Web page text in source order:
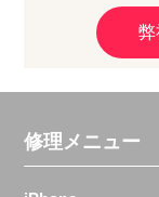
弊
修理メニュー